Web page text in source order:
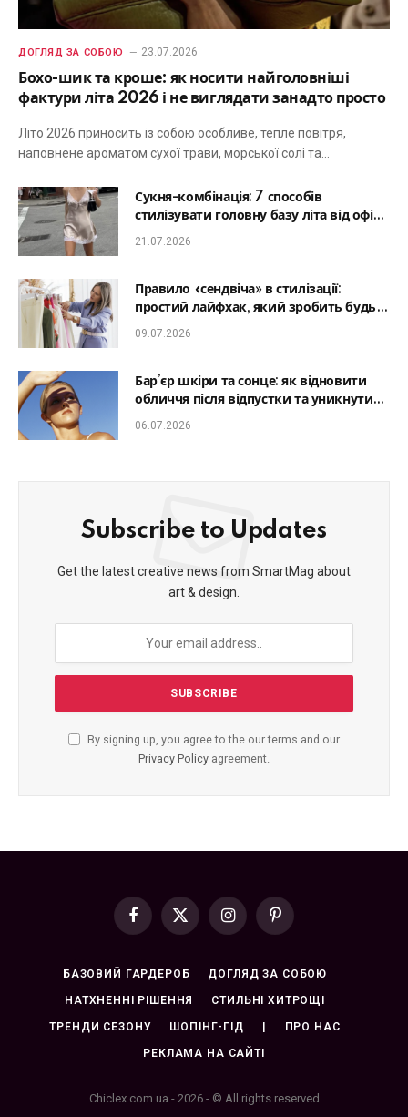
ДОГЛЯД ЗА СОБОЮ 23.07.2026
Бохо-шик та кроше: як носити найголовніші
фактури літа 2026 і не виглядати занадто просто
Літо 2026 приносить із собою особливе, тепле повітря,
наповнене ароматом сухої трави, морської солі та…
Сукня-комбінація: 7 способів
стилізувати головну базу літа від офісу
до романтичної вечері
21.07.2026
Правило «сендвіча» в стилізації:
простий лайфхак, який зробить будь-
який образ гармонійним
09.07.2026
Бар’єр шкіри та сонце: як відновити
обличчя після відпустки та уникнути
фотостаріння
06.07.2026
Subscribe to Updates
Get the latest creative news from SmartMag about
art & design.
By signing up, you agree to the our terms and our
Privacy Policy agreement.
Facebook
X
InstagramPinterest
БАЗОВИЙ ГАРДЕРОБ ДОГЛЯД ЗА СОБОЮ
НАТХНЕННІ РІШЕННЯ СТИЛЬНІ ХИТРОЩІ
ТРЕНДИ СЕЗОНУ ШОПІНГ-ГІД | ПРО НАС
РЕКЛАМА НА САЙТІ
Chiclex.com.ua - 2026 - © All rights reserved